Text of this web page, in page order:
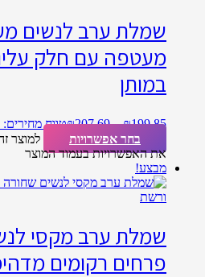
שמלת ערב לנשים
מעטפה עם חלק
במותן
₪199.85
–
₪207.69 טווח מחירים: ⁦₪199.85⁩ עד ⁦₪207.69⁩
בחר אפשרויות
למוצר
את האפשרויות בעמוד המוצר
מבצע!
שמלת ערב מקסי
פרחים רקומים